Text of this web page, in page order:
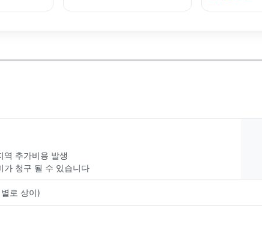
역 추가비용 발생
가 청구 될 수 있습니다
로 상이)